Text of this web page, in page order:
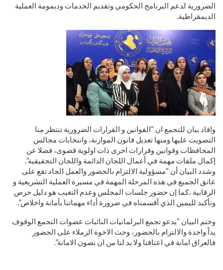
الضرورية لدعم البرنامج الحكومي وتقديم الخدمات وديمومة العملية
الديمقراطية.
وافاد بيان للتجمع ان “القوانين و القرارات الضرورية تنتظر منا
التصويت عليها ومنها تعديل قانون الموازنة، وانتخابات مجالس
المحافظات وقوانين وقرارات اخرى ذات اولوية قصوى، فضلا عن
إكمال ملفات مهمة في أعمال اللجان الدائمة واللجان التحقيقية”.
وشدد البيان أن “مسؤولية الالتزام بالحضور والعمل الجاد تقع على
عاتق الجميع في هذه المرحلة المهمة في مسيرة العملية التشريعية و
الرقابية ،كما إن حضور جلسات المجلس وعدم التغيب هو دليل حرص
وتأكيد لليمين الذي أقسمناه في ضرورة أداء مهماتنا بأمانة واخلاص”.
وختم البيان “يدعو تجمع البرلمانيات النائبات عضوات التجمع الوقوف
يداً واحدة والالتزام بالحضور، وحث الاخوة الزملاء على الحضور
فالعراق امانة في اعناقنا ولا بد لنا من ان نصون الامانة”.